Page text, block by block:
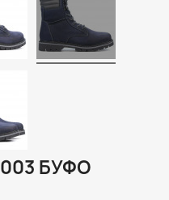
БУФО